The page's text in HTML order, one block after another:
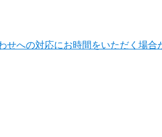
への対応にお時間をいただく場合